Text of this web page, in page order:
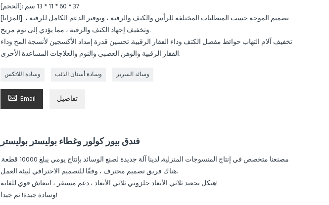
[الحجم]: 37 * 60 * 11 * 13 سم
[المزايا]: تصميم الموجة حسب المتطلبات المختلفة للرأس والكتف والرقبة ، وتوفير الدعم الكامل للرقبة ،
وتخفيف إجهاد الكتف والرقبة ، مما يؤدي إلى نوم مريح.
تخفيف آلام التهاب حوائط مفصل الكتف وداء الفقار الرقبية. تحسين قدرة إمداد الأكسجين لأنسجة المخ وداء
الفقار الرقبية والوهن العصبي والنوم والعلاجات المساعدة الأخرى.
وسادة اللاتكس وسادة أسنان الذئب وسائد السرير
 Email تفاصيل
فندق بيور كولور وغطاء بوليستر بوليستر
مصنعنا متخصص في إنتاج المنسوجات المنزلية. لدينا آلة جديدة لصنع الوسائد بإنتاج يومي يبلغ 10000 قطعة.
هناك فريق تصميم محترف ، وفقًا للتصميم الاحترافي لبيئة العمل.
هيكل تجعيد ثلاثي الأبعاد حلزوني ثلاثي الأبعاد ، دعم مستقر ، انتعاش قوي للغاية!
وسادة جيدة! نم جيدا!